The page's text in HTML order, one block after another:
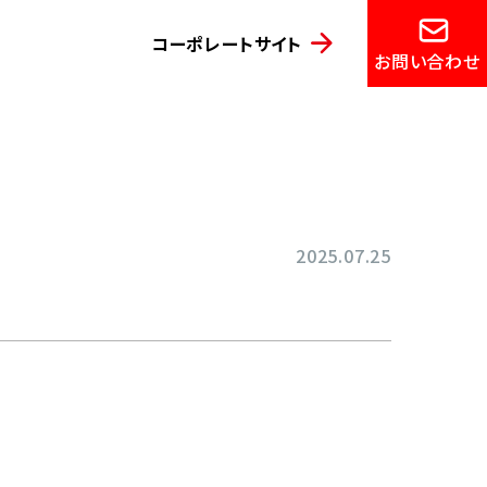
コーポレートサイト
お問い合わせ
2025.07.25